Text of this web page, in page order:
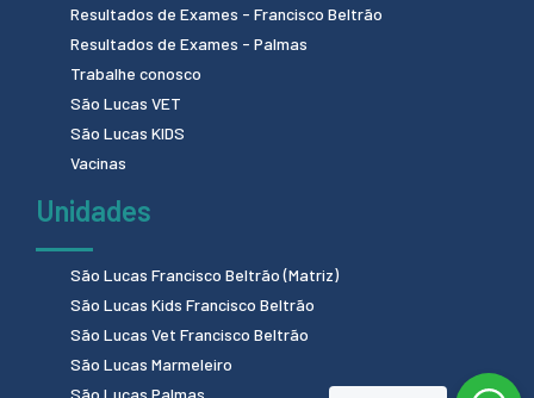
Resultados de Exames - Francisco Beltrão
Resultados de Exames - Palmas
Trabalhe conosco
São Lucas VET
São Lucas KIDS
Vacinas
Unidades
São Lucas Francisco Beltrão (Matriz)
São Lucas Kids Francisco Beltrão
São Lucas Vet Francisco Beltrão
São Lucas Marmeleiro
São Lucas Palmas